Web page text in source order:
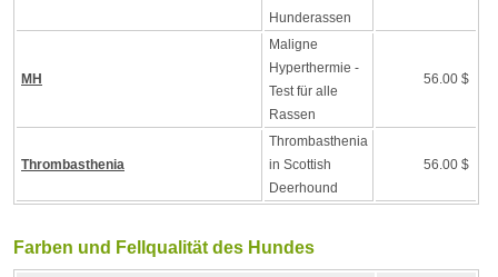
Hunderassen
MH
Maligne
Hyperthermie -
Test für alle
Rassen
56.00 $
Thrombasthenia
Thrombasthenia
in Scottish
Deerhound
56.00 $
Farben und Fellqualität des Hundes